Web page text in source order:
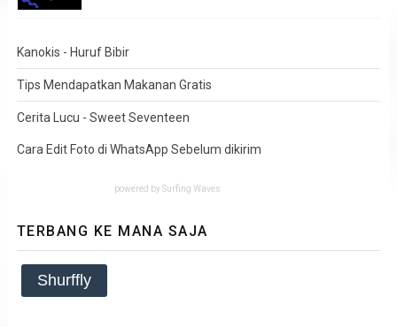
Kanokis - Huruf Bibir
Tips Mendapatkan Makanan Gratis
Cerita Lucu - Sweet Seventeen
Cara Edit Foto di WhatsApp Sebelum dikirim
powered by Surfing Waves
TERBANG KE MANA SAJA
Shurffly